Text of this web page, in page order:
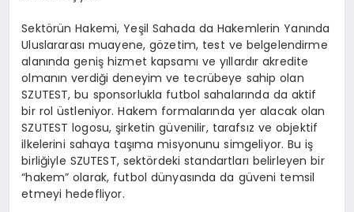
Sektörün Hakemi, Yeşil Sahada da Hakemlerin Yanında
Uluslararası muayene, gözetim, test ve belgelendirme
alanında geniş hizmet kapsamı ve yıllardır akredite
olmanın verdiği deneyim ve tecrübeye sahip olan
SZUTEST, bu sponsorlukla futbol sahalarında da aktif
bir rol üstleniyor. Hakem formalarında yer alacak olan
SZUTEST logosu, şirketin güvenilir, tarafsız ve objektif
ilkelerini sahaya taşıma misyonunu simgeliyor. Bu iş
birliğiyle SZUTEST, sektördeki standartları belirleyen bir
“hakem” olarak, futbol dünyasında da güveni temsil
etmeyi hedefliyor.